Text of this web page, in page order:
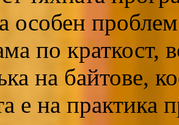
особен
по краткост,
на байтове,
е на практика